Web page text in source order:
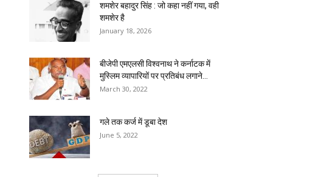
शमशेर बहादुर सिंह : जो कहा नहीं गया, वही
शमशेर है
January 18, 2026
बीजेपी एमएलसी विश्वनाथ ने कर्नाटक में
मुस्लिम व्यापारियों पर प्रतिबंध लगाने...
March 30, 2022
गले तक कर्ज में डूबा देश
June 5, 2022